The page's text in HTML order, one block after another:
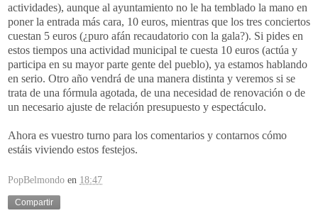
actividades), aunque al ayuntamiento no le ha temblado la mano en
poner la entrada más cara, 10 euros, mientras que los tres conciertos
cuestan 5 euros (¿puro afán recaudatorio con la gala?). Si pides en
estos tiempos una actividad municipal te cuesta 10 euros (actúa y
participa en su mayor parte gente del pueblo), ya estamos hablando
en serio. Otro año vendrá de una manera distinta y veremos si se
trata de una fórmula agotada, de una necesidad de renovación o de
un necesario ajuste de relación presupuesto y espectáculo.
Ahora es vuestro turno para los comentarios y contarnos cómo
estáis viviendo estos festejos.
PopBelmondo en 18:47
Compartir